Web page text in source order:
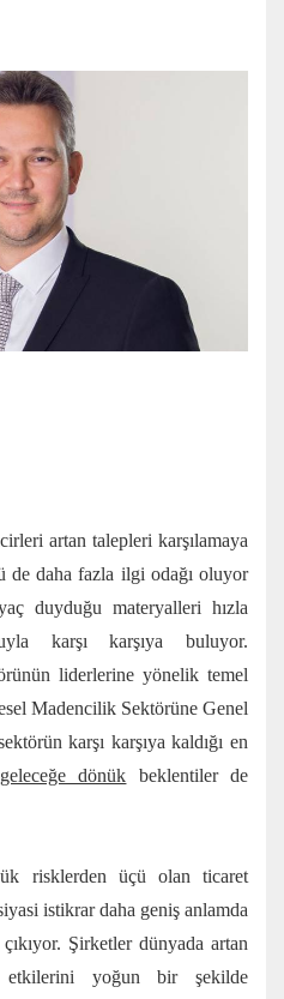
artan talepleri karşılamaya
de daha fazla ilgi odağı oluyor
duyduğu materyalleri hızla
karşı karşıya buluyor.
liderlerine yönelik temel
Madencilik Sektörüne Genel
karşı karşıya kaldığı en
geleceğe dönük beklentiler de
risklerden üçü olan ticaret
istikrar daha geniş anlamda
Şirketler dünyada artan
etkilerini yoğun bir şekilde